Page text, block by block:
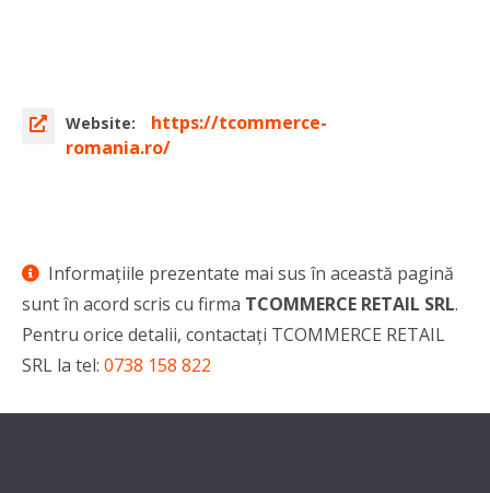
Website:
https://tcommerce-
romania.ro/
Informaţiile prezentate mai sus în această pagină
sunt în acord scris cu firma TCOMMERCE RETAIL SRL.
Pentru orice detalii, contactaţi TCOMMERCE RETAIL
SRL la tel: 0738 158 822